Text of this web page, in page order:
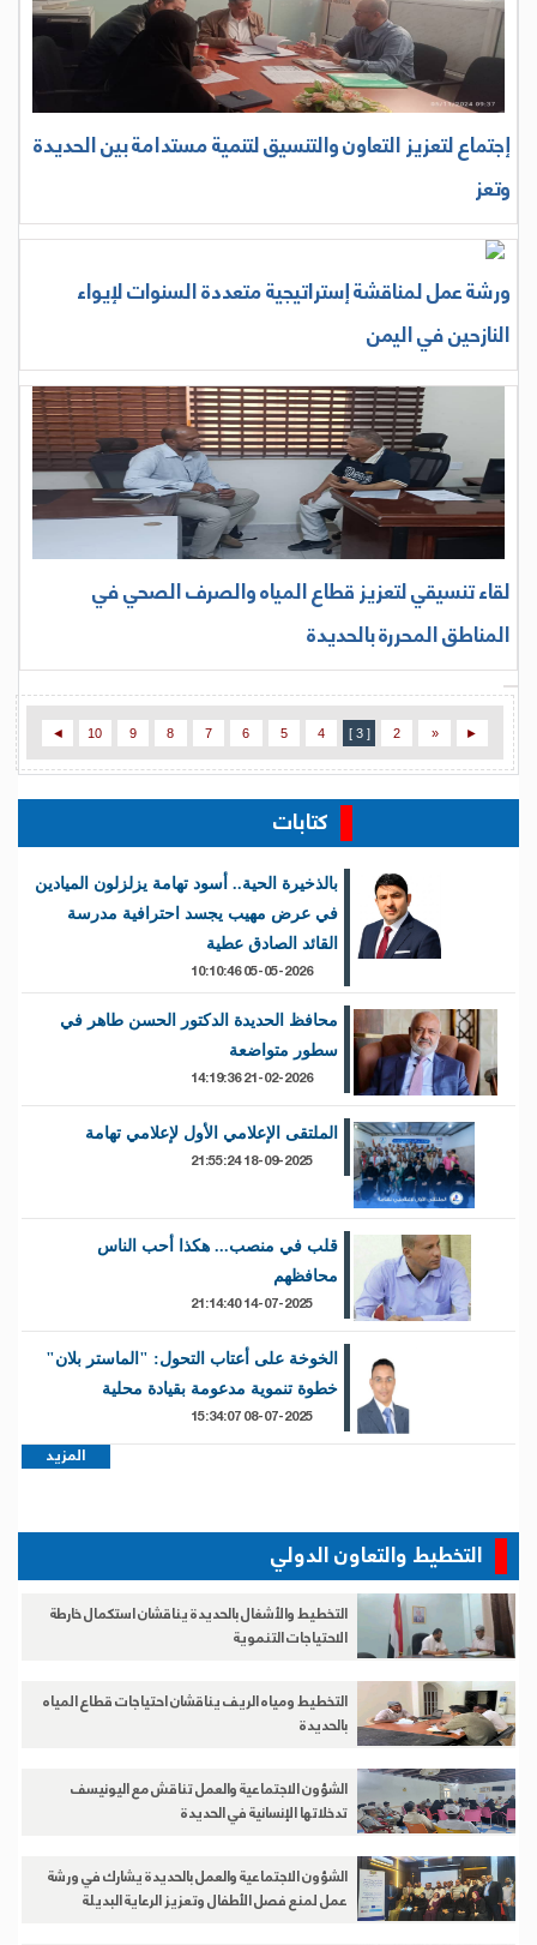
إجتماع لتعزيز التعاون والتنسيق لتنمية مستدامة بين الحديدة
وتعز
ورشة عمل لمناقشة إستراتيجية متعددة السنوات لإيواء
النازحين في اليمن
لقاء تنسيقي لتعزيز قطاع المياه والصرف الصحي في
المناطق المحررة بالحديدة
►
«
[ 3 ]
5
7
9
◄
كتابات
بالذخيرة الحية.. أسود تهامة يزلزلون الميادين
في عرض مهيب يجسد احترافية مدرسة
القائد الصادق عطية
05-05-2026 10:10:46
محافظ الحديدة الدكتور الحسن طاهر في
سطور متواضعة
21-02-2026 14:19:36
الملتقى الإعلامي الأول لإعلامي تهامة
قلب في منصب... هكذا أحب الناس
محافظهم
الخوخة على أعتاب التحول: "الماستر بلان"
خطوة تنموية مدعومة بقيادة محلية
المزيد
التخطيط والتعاون الدولي
التخطيط والأشغال بالحديدة يناقشان استكمال خارطة
الاحتياجات التنموية
التخطيط ومياه الريف يناقشان احتياجات قطاع المياه
بالحديدة
الشؤون الاجتماعية والعمل تناقش مع اليونيسف
تدخلاتها الإنسانية في الحديدة
الشؤون الاجتماعية والعمل بالحديدة يشارك في ورشة
عمل لمنع فصل الأطفال وتعزيز الرعاية البديلة